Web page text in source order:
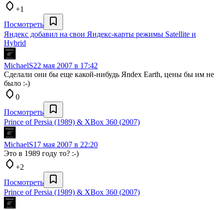
+1
Посмотреть
Яндекс добавил на свои Яндекс-карты режимы Satellite и
Hybrid
MichaelS22 мая 2007 в 17:42
Сделали они бы еще какой-нибудь Яndex Earth, цены бы им не
было :-)
0
Посмотреть
Prince of Persia (1989) & XBox 360 (2007)
MichaelS17 мая 2007 в 22:20
Это в 1989 году то? :-)
+2
Посмотреть
Prince of Persia (1989) & XBox 360 (2007)